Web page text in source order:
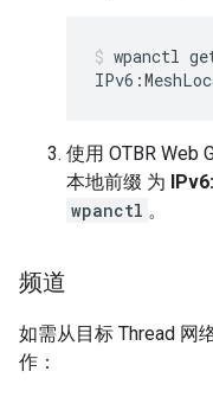
wpanctl
使用 OTBR Web
本地前缀 为
wpanctl 。
频道
如需从目标 Thread 网
作：